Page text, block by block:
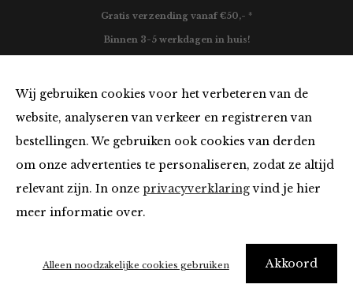
Wij gebruiken cookies voor het verbeteren van de
website, analyseren van verkeer en registreren van
bestellingen. We gebruiken ook cookies van derden
om onze advertenties te personaliseren, zodat ze altijd
relevant zijn. In onze privacyverklaringvind je hier
meer informatie over.
Akkoord
Alleen noodzakelijke cookies gebruiken
Gratis verzending vanaf €50,- *
Binnen 3-5 werkdagen in huis!
Tops en Blouses
Home Winkel Kleding Tops en Blouses